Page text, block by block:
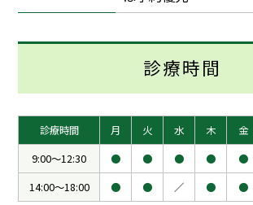
診療時間
診療時間 月 火 水 木 金
9:00～12:30
● ● ● ● ●
14:00～18:00
● ● ／ ● ●